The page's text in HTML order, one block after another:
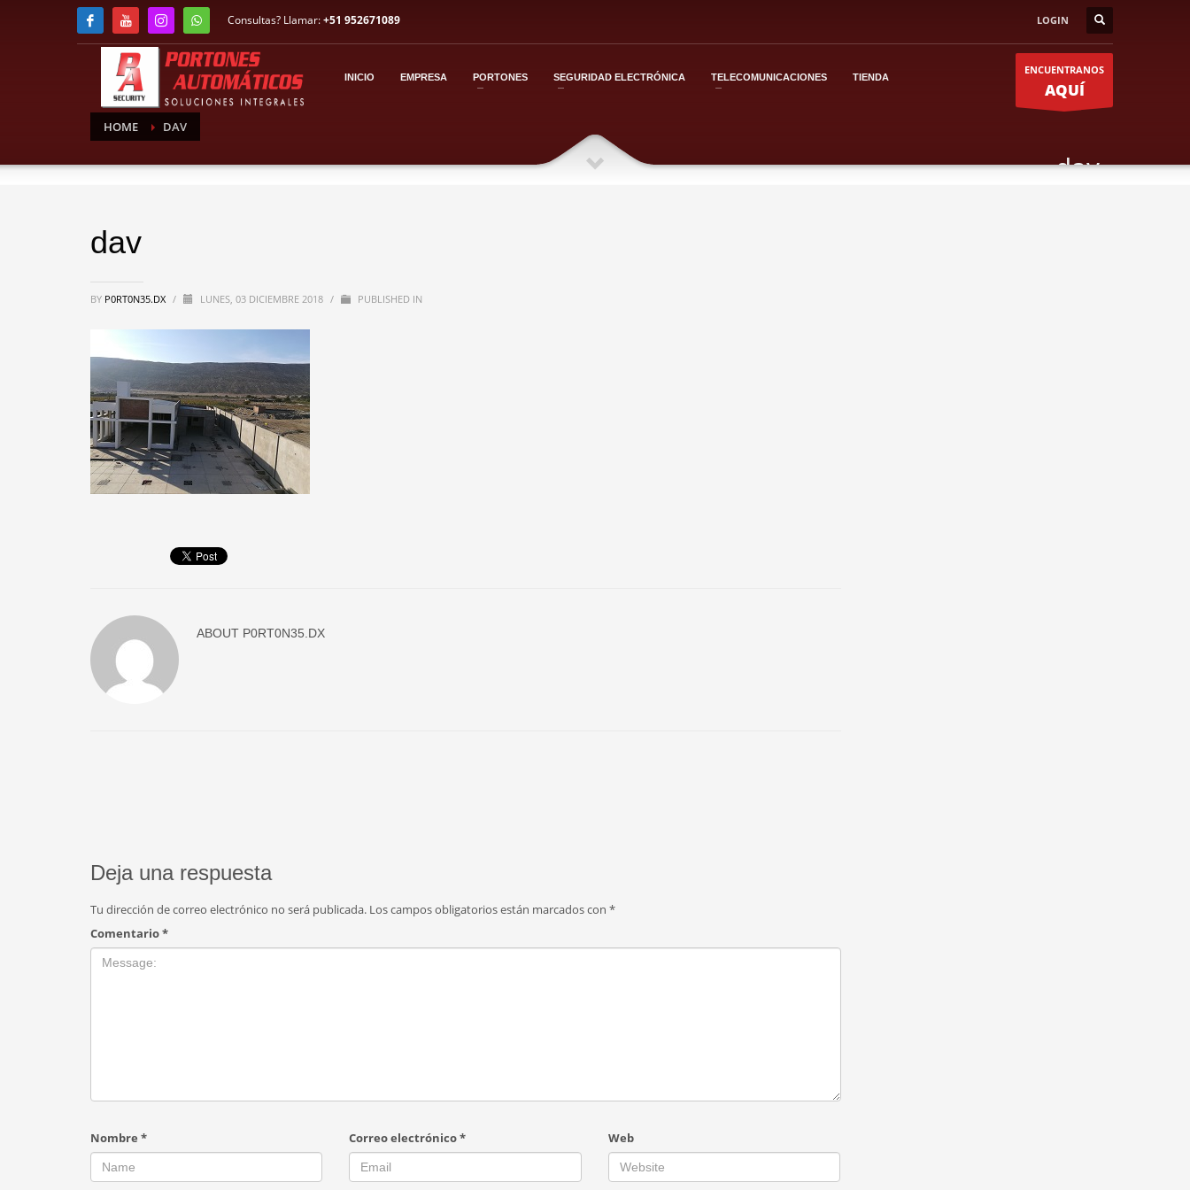
Consultas? Llamar:+51 952671089 LOGIN
INICIO EMPRESA PORTONES SEGURIDAD ELECTRÓNICA TELECOMUNICACIONES TIENDA
ENCUENTRANOS
AQUÍ
HOME DAV
dav
dav
BY P0RT0N35.DX / LUNES, 03 DICIEMBRE 2018 / PUBLISHED IN
ABOUT P0RT0N35.DX
Deja una respuesta
Tu dirección de correo electrónico no será publicada. Los campos obligatorios están marcados con *
Comentario*
Nombre * Correo electrónico* Web